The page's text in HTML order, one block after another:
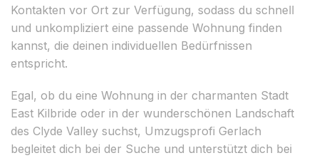
Kontakten vor Ort zur Verfügung, sodass du schnell
und unkompliziert eine passende Wohnung finden
kannst, die deinen individuellen Bedürfnissen
entspricht.
Egal, ob du eine Wohnung in der charmanten Stadt
East Kilbride oder in der wunderschönen Landschaft
des Clyde Valley suchst, Umzugsprofi Gerlach
begleitet dich bei der Suche und unterstützt dich bei